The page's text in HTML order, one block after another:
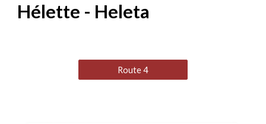
Hélette - Heleta
Route 4